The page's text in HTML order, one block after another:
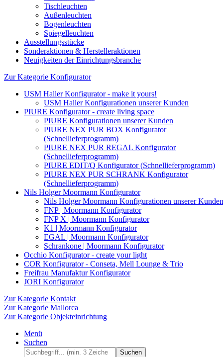
Tischleuchten
Außenleuchten
Bogenleuchten
Spiegelleuchten
Ausstellungsstücke
Sonderaktionen & Herstelleraktionen
Neuigkeiten der Einrichtungsbranche
Zur Kategorie Konfigurator
USM Haller Konfigurator - make it yours!
USM Haller Konfigurationen unserer Kunden
PIURE Konfigurator - create living space
PIURE Konfigurationen unserer Kunden
PIURE NEX PUR BOX Konfigurator
(Schnellieferprogramm)
PIURE NEX PUR REGAL Konfigurator
(Schnellieferprogramm)
PIURE EDIT/Q Konfigurator (Schnellieferprogramm)
PIURE NEX PUR SCHRANK Konfigurator
(Schnellieferprogramm)
Nils Holger Moormann Konfigurator
Nils Holger Moormann Konfigurationen unserer Kunden
FNP | Moormann Konfigurator
FNP X | Moormann Konfigurator
K1 | Moormann Konfigurator
EGAL | Moormann Konfigurator
Schrankone | Moormann Konfigurator
Occhio Konfigurator - create your light
COR Konfigurator - Conseta, Mell Lounge & Trio
Freifrau Manufaktur Konfigurator
JORI Konfigurator
Zur Kategorie Kontakt
Zur Kategorie Mallorca
Zur Kategorie Objekteinrichtung
Menü
Suchen
Suchen